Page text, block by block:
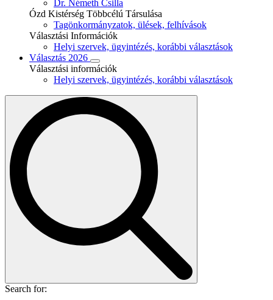
Dr. Németh Csilla
Ózd Kistérség Többcélú Társulása
Tagönkormányzatok, ülések, felhívások
Választási Információk
Helyi szervek, ügyintézés, korábbi választások
Választás 2026
Választási információk
Helyi szervek, ügyintézés, korábbi választások
Search for: